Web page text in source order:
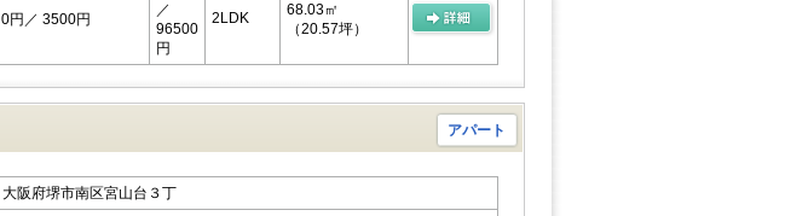
0円 ／ 3500円
／
96500
円
2LDK
68.03㎡
（20.57坪）
アパート
大阪府堺市南区宮山台３丁